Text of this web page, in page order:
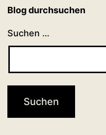
Blog durchsuchen
Suchen …